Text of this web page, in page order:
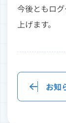
今後ともロ
上げます。
お知